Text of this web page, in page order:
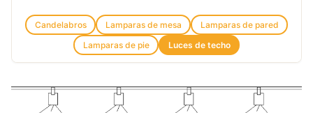
Candelabros Lamparas de mesa
Lamparas de pared
Lamparas de pie
Luces de techo